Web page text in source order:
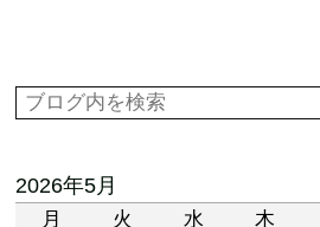
2026年5月
月 火 水 木